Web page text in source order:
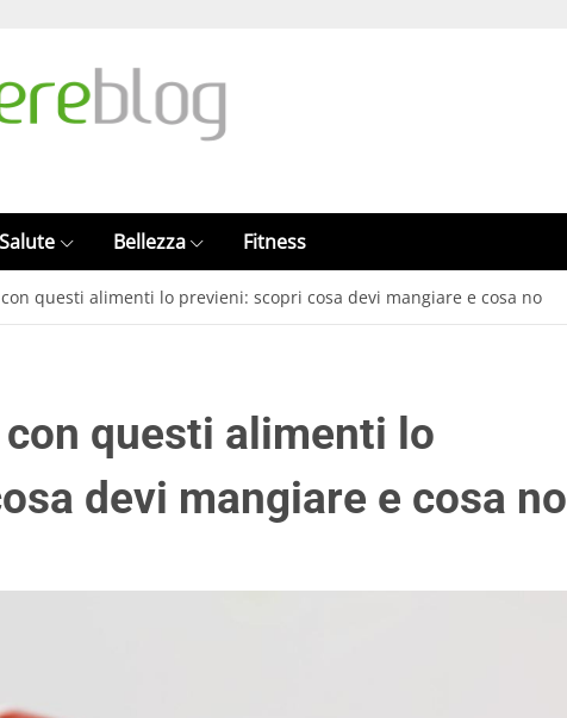
Salute Bellezza Fitness
questi alimenti lo previeni: scopri cosa devi mangiare e cosa no
questi alimenti lo
devi mangiare e cosa no